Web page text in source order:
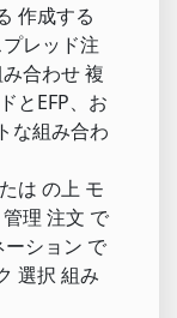
作成する
レッド注
合わせ 複
とEFP、お
な組み合わ
は の上 モ
理 注文 で
ション で
選択 組み